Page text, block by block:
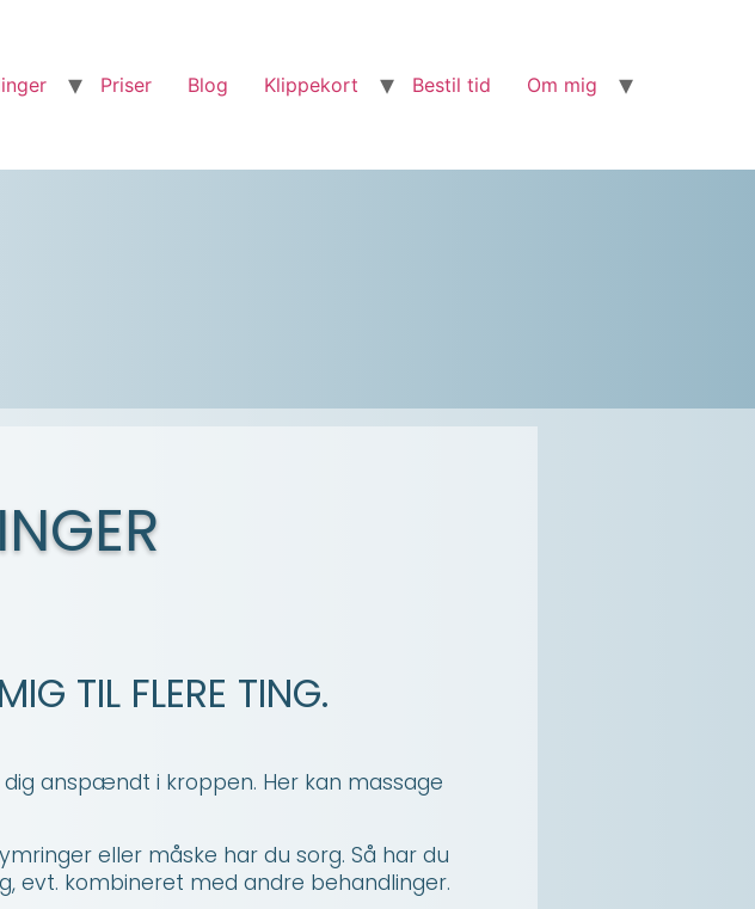
Priser Blog Klippekort Bestil tid Om mig
TIL FLERE TING.
anspændt i kroppen. Her kan massage
eller måske har du sorg. Så har du
evt. kombineret med andre behandlinger.